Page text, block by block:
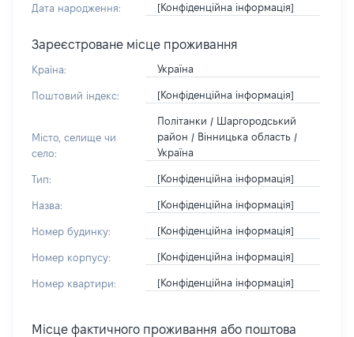
Дата народження: [Конфіденційна інформація]
Зареєстроване місце проживання
Країна: Україна
Поштовий індекс: [Конфіденційна інформація]
Місто, селище чи
село:
Політанки / Шаргородський
район / Вінницька область /
Україна
Тип: [Конфіденційна інформація]
Назва: [Конфіденційна інформація]
Номер будинку: [Конфіденційна інформація]
Номер корпусу: [Конфіденційна інформація]
Номер квартири: [Конфіденційна інформація]
Місце фактичного проживання або поштова